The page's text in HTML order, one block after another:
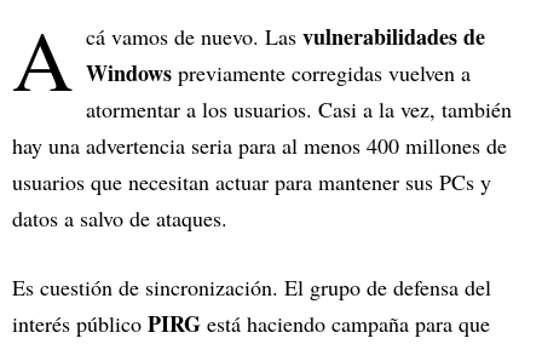
A cá vamos de nuevo. Las vulnerabilidades de
Windows previamente corregidas vuelven a
atormentar a los usuarios. Casi a la vez, también
hay una advertencia seria para al menos 400 millones de
usuarios que necesitan actuar para mantener sus PCs y
datos a salvo de ataques.
Es cuestión de sincronización. El grupo de defensa del
interés público PIRG está haciendo campaña para que